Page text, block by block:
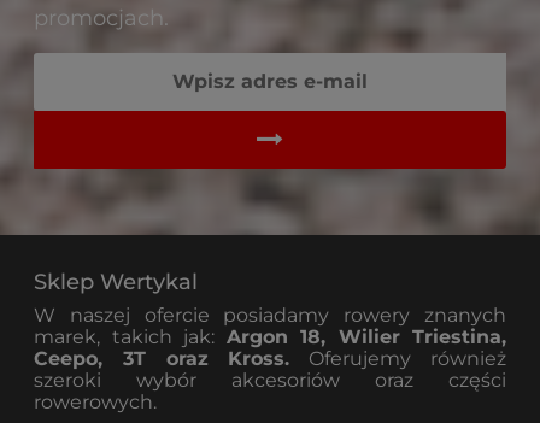
promocjach.
Sklep Wertykal
W naszej ofercie posiadamy rowery znanych
marek, takich jak: Argon 18, Wilier Triestina,
Ceepo, 3T oraz Kross. Oferujemy również
szeroki wybór akcesoriów oraz części
rowerowych.